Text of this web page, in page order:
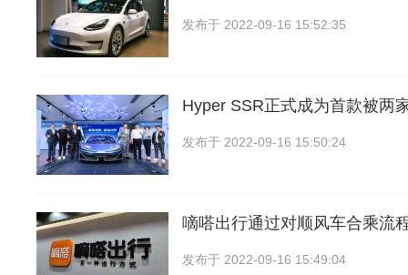
发布于 2022-09-16 15:52:35
Hyper SSR正式成为首款被两
发布于 2022-09-16 15:50:24
嘀嗒出行通过对顺风车合乘流
发布于 2022-09-16 15:49:04